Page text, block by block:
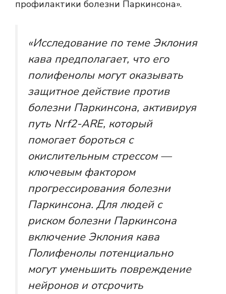
профилактики болезни Паркинсона».
«Исследование по теме Эклония
кава предполагает, что его
полифенолы могут оказывать
защитное действие против
болезни Паркинсона, активируя
путь Nrf2-ARE, который
помогает бороться с
окислительным стрессом —
ключевым фактором
прогрессирования болезни
Паркинсона. Для людей с
риском болезни Паркинсона
включение Эклония кава
Полифенолы потенциально
могут уменьшить повреждение
нейронов и отсрочить